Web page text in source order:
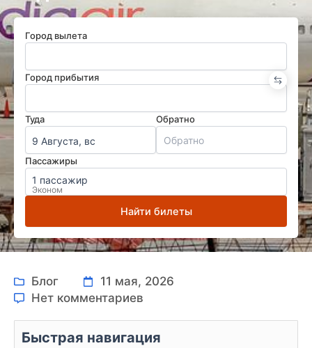
Город вылета
Город прибытия
Туда
9 Августа, вс
Обратно
Пассажиры
1 пассажир
Эконом
Найти билеты
Блог
11 мая, 2026
Нет комментариев
Быстрая навигация